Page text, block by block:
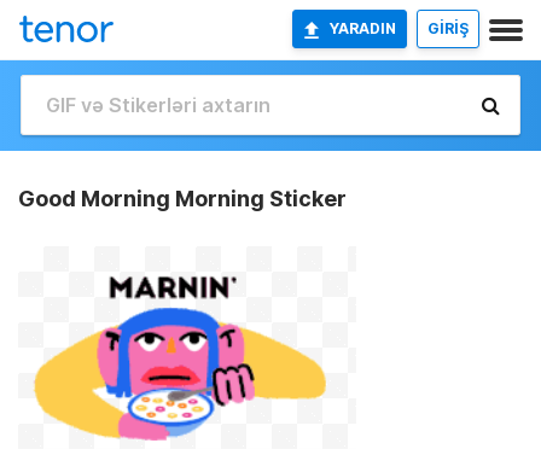
YARADIN GİRİŞ
Good Morning Morning Sticker